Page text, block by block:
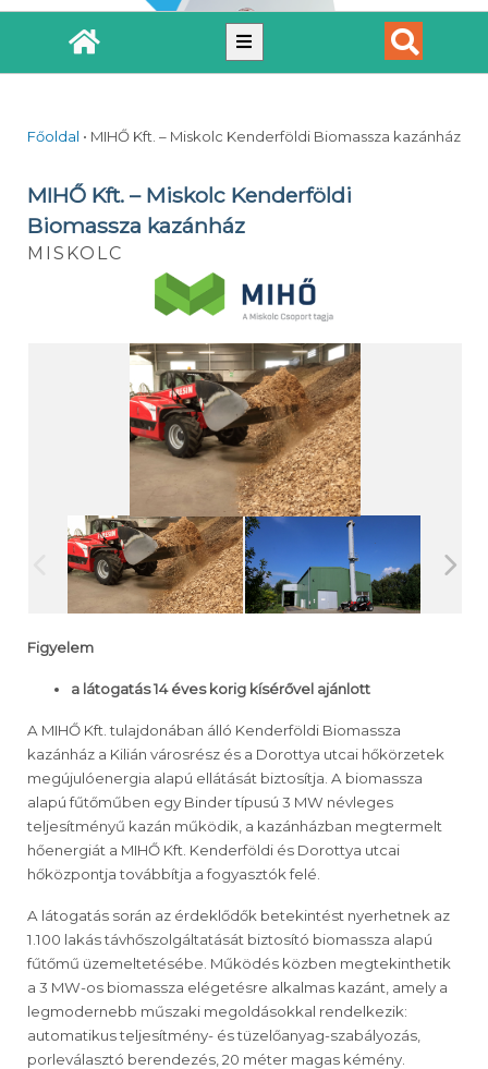
Főoldal • MIHŐ Kft. – Miskolc Kenderföldi Biomassza kazánház
MIHŐ Kft. – Miskolc Kenderföldi
Biomassza kazánház
MISKOLC
Figyelem
a látogatás 14 éves korig kísérővel ajánlott
A MIHŐ Kft. tulajdonában álló Kenderföldi Biomassza
kazánház a Kilián városrész és a Dorottya utcai hőkörzetek
megújulóenergia alapú ellátását biztosítja. A biomassza
alapú fűtőműben egy Binder típusú 3 MW névleges
teljesítményű kazán működik, a kazánházban megtermelt
hőenergiát a MIHŐ Kft. Kenderföldi és Dorottya utcai
hőközpontja továbbítja a fogyasztók felé.
A látogatás során az érdeklődők betekintést nyerhetnek az
1.100 lakás távhőszolgáltatását biztosító biomassza alapú
fűtőmű üzemeltetésébe. Működés közben megtekinthetik
a 3 MW-os biomassza elégetésre alkalmas kazánt, amely a
legmodernebb műszaki megoldásokkal rendelkezik:
automatikus teljesítmény- és tüzelőanyag-szabályozás,
porleválasztó berendezés, 20 méter magas kémény.